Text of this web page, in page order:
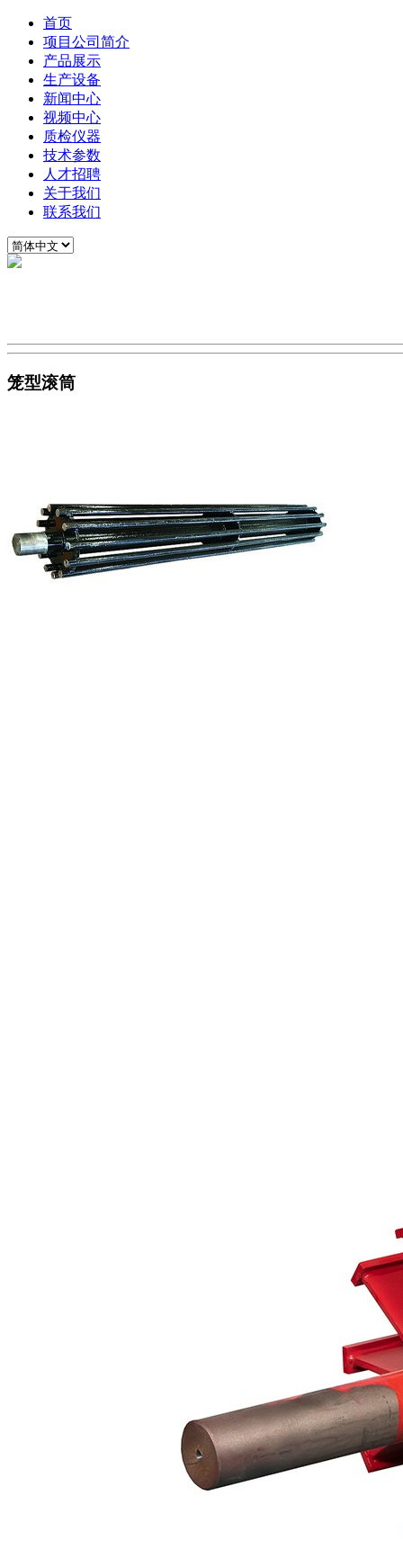
首页
项目公司简介
产品展示
生产设备
新闻中心
视频中心
质检仪器
技术参数
人才招聘
关于我们
联系我们
笼型滚筒